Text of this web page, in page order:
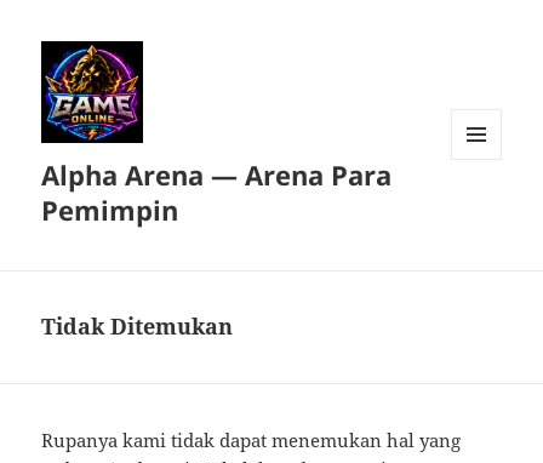
Alpha Arena — Arena Para
Pemimpin
Tidak Ditemukan
Rupanya kami tidak dapat menemukan hal yang